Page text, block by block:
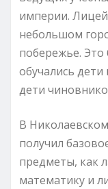
империи.
небольшом
побережье. Это
обучались
дети
В
получил
предметы, как
математику и